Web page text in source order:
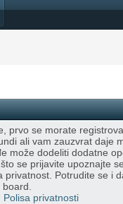
prvo se morate
ali vam zauzvrat daje
može dodeliti dodatne
se prijavite upoznajte
privatnost. Potrudite se i
Polisa privatnosti